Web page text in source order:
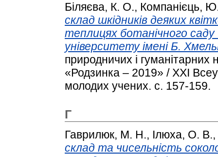
Біляєва, К. О., Компанієць,
склад шкідників деяких
теплицях ботанічного саду
університету імені Б.
природничих і
«Родзинка – 2019» / XXІ
молодих учених. с. 157-159.
Г
Гаврилюк, М. Н., Ілюха, О. В.,
склад та чисельність